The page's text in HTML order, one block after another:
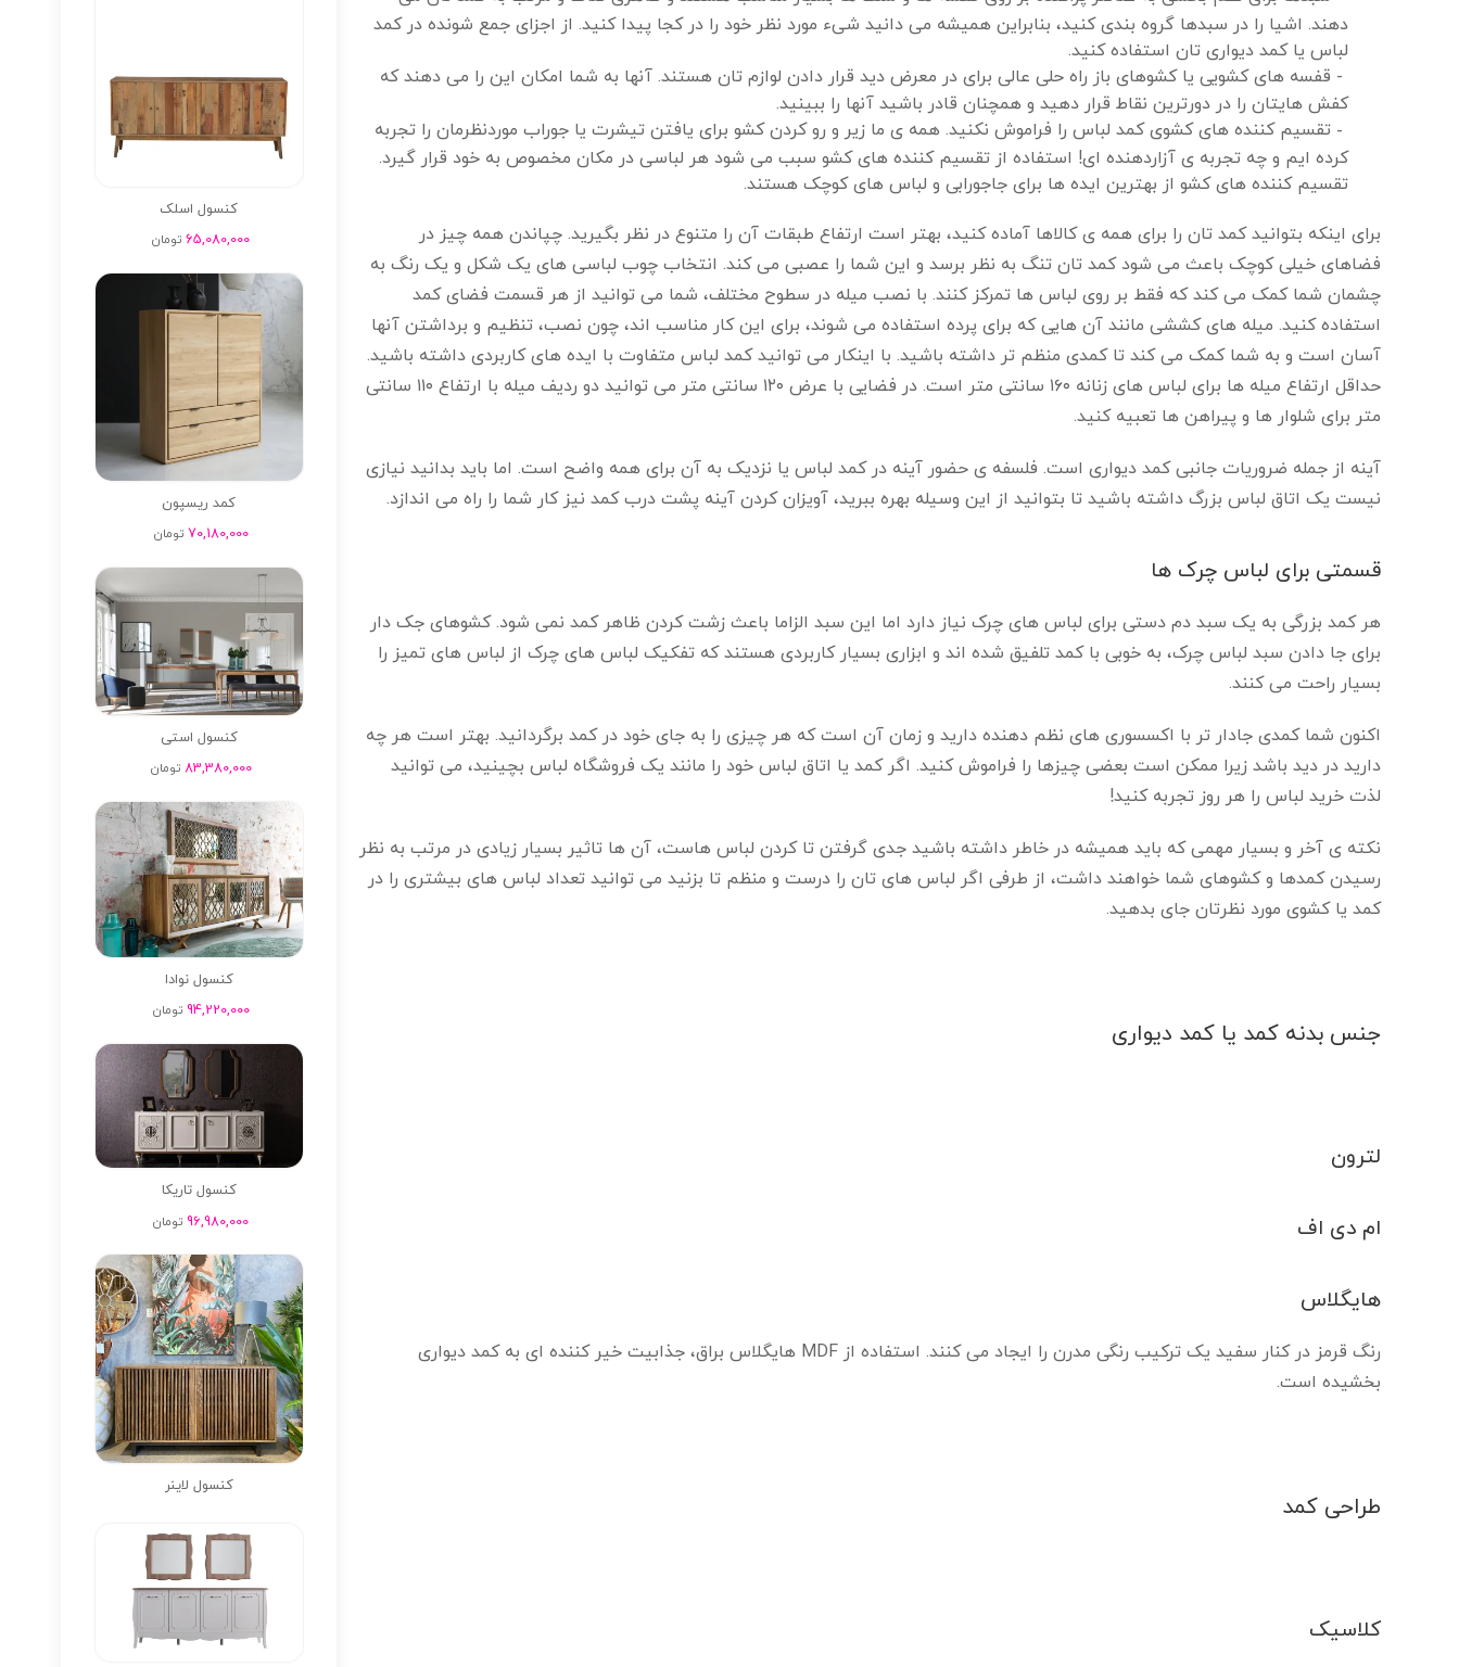
دهند. اشیا را در سبدها گروه بندی کنید، بنابراین همیشه می دانید شیء مورد نظر خود را در کجا پیدا کنید. از اجزای جمع شونده در کمد
لباس یا کمد دیواری تان استفاده کنید.
قفسه های کشویی یا کشوهای باز راه حلی عالی برای در معرض دید قرار دادن لوازم تان هستند. آنها به شما امکان این را می دهند که
کفش هایتان را در دورترین نقاط قرار دهید و همچنان قادر باشید آنها را ببینید.
تقسیم کننده های کشوی کمد لباس را فراموش نکنید. همه ی ما زیر و رو کردن کشو برای یافتن تیشرت یا جوراب موردنظرمان را تجربه
کرده ایم و چه تجربه ی آزاردهنده ای! استفاده از تقسیم کننده های کشو سبب می شود هر لباسی در مکان مخصوص به خود قرار گیرد.
تقسیم کننده های کشو از بهترین ایده ها برای جاجورابی و لباس های کوچک هستند.
برای اینکه بتوانید کمد تان را برای همه ی کالاها آماده کنید، بهتر است ارتفاع طبقات آن را متنوع در نظر بگیرید. چپاندن همه چیز در
فضاهای خیلی کوچک باعث می شود کمد تان تنگ به نظر برسد و این شما را عصبی می کند. انتخاب چوب لباسی های یک شکل و یک رنگ به
چشمان شما کمک می کند که فقط بر روی لباس ها تمرکز کنند. با نصب میله در سطوح مختلف، شما می توانید از هر قسمت فضای کمد
استفاده کنید. میله های کششی مانند آن هایی که برای پرده استفاده می شوند، برای این کار مناسب اند، چون نصب، تنظیم و برداشتن آنها
آسان است و به شما کمک می کند تا کمدی منظم تر داشته باشید. با اینکار می توانید کمد لباس متفاوت با ایده های کاربردی داشته باشید.
حداقل ارتفاع میله ها برای لباس های زنانه ۱۶۰ سانتی متر است. در فضایی با عرض ۱۲۰ سانتی متر می توانید دو ردیف میله با ارتفاع ۱۱۰ سانتی
متر برای شلوار ها و پیراهن ها تعبیه کنید.
آینه از جمله ضروریات جانبی کمد دیواری است. فلسفه ی حضور آینه در کمد لباس یا نزدیک به آن برای همه واضح است. اما باید بدانید نیازی
نیست یک اتاق لباس بزرگ داشته باشید تا بتوانید از این وسیله بهره ببرید، آویزان کردن آینه پشت درب کمد نیز کار شما را راه می اندازد.
قسمتی برای لباس چرک ها
هر کمد بزرگی به یک سبد دم دستی برای لباس های چرک نیاز دارد اما این سبد الزاما باعث زشت کردن ظاهر کمد نمی شود. کشوهای جک دار
برای جا دادن سبد لباس چرک، به خوبی با کمد تلفیق شده اند و ابزاری بسیار کاربردی هستند که تفکیک لباس های چرک از لباس های تمیز را
بسیار راحت می کنند.
اکنون شما کمدی جادار تر با اکسسوری های نظم دهنده دارید و زمان آن است که هر چیزی را به جای خود در کمد برگردانید. بهتر است هر چه
دارید در دید باشد زیرا ممکن است بعضی چیزها را فراموش کنید. اگر کمد یا اتاق لباس خود را مانند یک فروشگاه لباس بچینید، می توانید
لذت خرید لباس را هر روز تجربه کنید!
نکته ی آخر و بسیار مهمی که باید همیشه در خاطر داشته باشید جدی گرفتن تا کردن لباس هاست، آن ها تاثیر بسیار زیادی در مرتب به نظر
رسیدن کمدها و کشوهای شما خواهند داشت، از طرفی اگر لباس های تان را درست و منظم تا بزنید می توانید تعداد لباس های بیشتری را در
کمد یا کشوی مورد نظرتان جای بدهید.
جنس بدنه کمد یا کمد دیواری
لترون
ام دی اف
هایگلاس
رنگ قرمز در کنار سفید یک ترکیب رنگی مدرن را ایجاد می کنند. استفاده از MDF هایگلاس براق، جذابیت خیر کننده ای به کمد دیواری
بخشیده است.
طراحی کمد
کلاسیک
کنسول اسلک
65,080,000 تومان
کمد ریسپون
70,180,000 تومان
کنسول استی
83,380,000 تومان
کنسول نوادا
94,220,000 تومان
کنسول تاریکا
96,980,000 تومان
کنسول لاینر